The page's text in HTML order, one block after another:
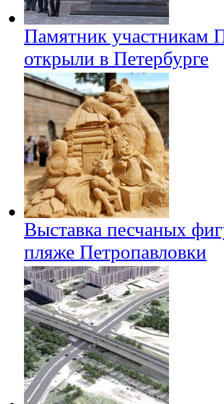
Памятник участникам
открыли в Петербурге
Выставка песчаных
пляже Петропавловки